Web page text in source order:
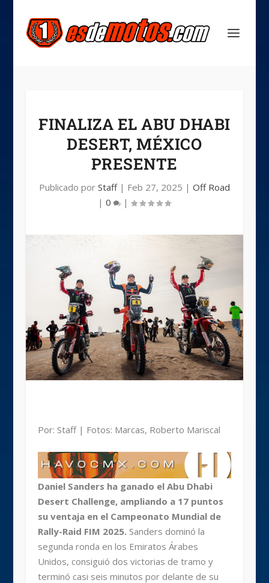
FINALIZA EL ABU DHABI
DESERT, MÉXICO
PRESENTE
Publicado por Staff| Feb 27, 2025 | Off Road
|0 |
Por: Staff | Fotos: Marcas, Roberto Mariscal
Daniel Sanders ha ganado el Abu Dhabi
Desert Challenge, ampliando a 17 puntos
su ventaja en el Campeonato Mundial de
Rally-Raid FIM 2025. Sanders dominó la
segunda ronda en los Emiratos Árabes
Unidos, consiguió dos victorias de tramo y
terminó casi seis minutos por delante de su